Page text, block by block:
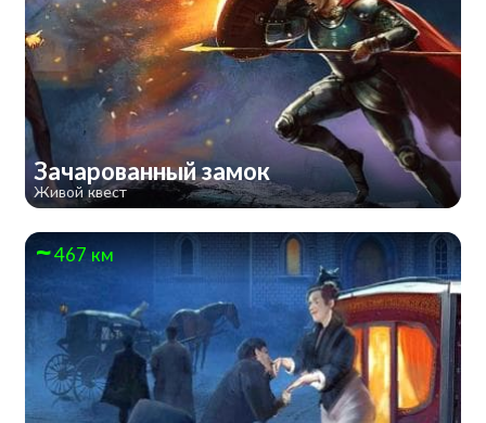
Зачарованный замок
Живой квест
467 км